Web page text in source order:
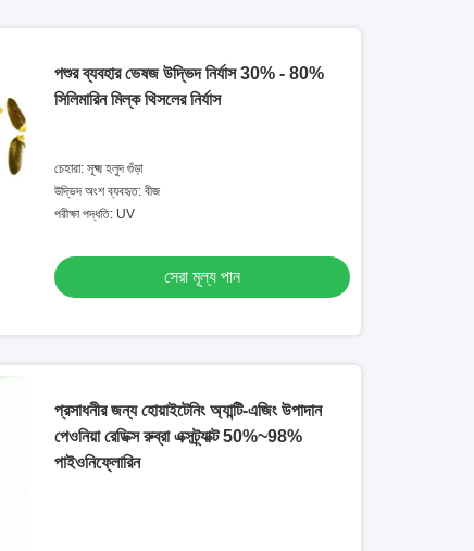
পশুর ব্যবহার ভেষজ উদ্ভিদ নির্যাস 30% - 80%
সিলিমারিন মিল্ক থিসলের নির্যাস
চেহারা: সূক্ষ্ম হলুদ গুঁড়া
উদ্ভিদ অংশ ব্যবহৃত: বীজ
পরীক্ষা পদ্ধতি: UV
সেরা মূল্য পান
প্রসাধনীর জন্য হোয়াইটেনিং অ্যান্টি-এজিং উপাদান
পেওনিয়া রেডিক্স রুব্রা এক্সট্র্যাক্ট 50%~98%
পাইওনিফ্লোরিন